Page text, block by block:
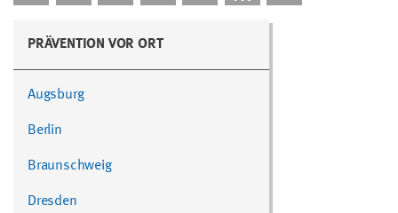
PRÄVENTION VOR ORT
Augsburg
Berlin
Braunschweig
Dresden